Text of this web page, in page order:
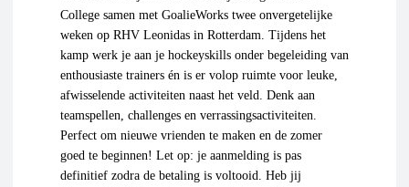
College samen met GoalieWorks twee onvergetelijke
weken op RHV Leonidas in Rotterdam. Tijdens het
kamp werk je aan je hockeyskills onder begeleiding van
enthousiaste trainers én is er volop ruimte voor leuke,
afwisselende activiteiten naast het veld. Denk aan
teamspellen, challenges en verrassingsactiviteiten.
Perfect om nieuwe vrienden te maken en de zomer
goed te beginnen! Let op: je aanmelding is pas
definitief zodra de betaling is voltooid. Heb jij